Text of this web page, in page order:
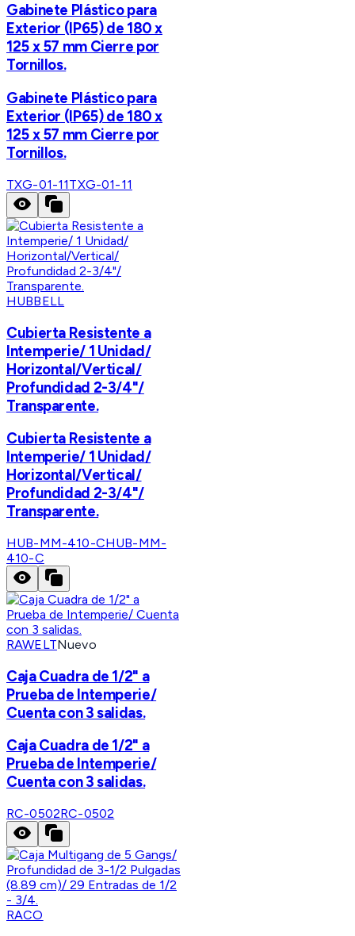
Gabinete Plástico para
Exterior (IP65) de 180 x
125 x 57 mm Cierre por
Tornillos.
Gabinete Plástico para
Exterior (IP65) de 180 x
125 x 57 mm Cierre por
Tornillos.
TXG-01-11TXG-01-11
HUBBELL
Cubierta Resistente a
Intemperie/ 1 Unidad/
Horizontal/Vertical/
Profundidad 2-3/4"/
Transparente.
Cubierta Resistente a
Intemperie/ 1 Unidad/
Horizontal/Vertical/
Profundidad 2-3/4"/
Transparente.
HUB-MM-410-CHUB-MM-
410-C
RAWELTNuevo
Caja Cuadra de 1/2" a
Prueba de Intemperie/
Cuenta con 3 salidas.
Caja Cuadra de 1/2" a
Prueba de Intemperie/
Cuenta con 3 salidas.
RC-0502RC-0502
RACO